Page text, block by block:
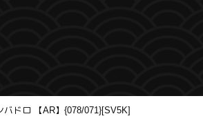
バドロ 【AR】{078/071}[SV5K]